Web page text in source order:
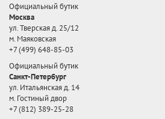
Официальный бутик
Москва
ул. Тверская д. 25/12
м. Маяковская
+7 (499) 648-85-03
Официальный бутик
Санкт-Петербург
ул. Итальянская д. 14
м. Гостиный двор
+7 (812) 389-25-28